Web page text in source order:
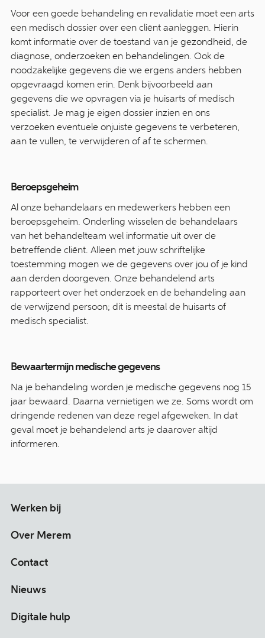
Voor een goede behandeling en revalidatie moet een arts
een medisch dossier over een cliënt aanleggen. Hierin
komt informatie over de toestand van je gezondheid, de
diagnose, onderzoeken en behandelingen. Ook de
noodzakelijke gegevens die we ergens anders hebben
opgevraagd komen erin. Denk bijvoorbeeld aan
gegevens die we opvragen via je huisarts of medisch
specialist. Je mag je eigen dossier inzien en ons
verzoeken eventuele onjuiste gegevens te verbeteren,
aan te vullen, te verwijderen of af te schermen.
Beroepsgeheim
Al onze behandelaars en medewerkers hebben een
beroepsgeheim. Onderling wisselen de behandelaars
van het behandelteam wel informatie uit over de
betreffende cliënt. Alleen met jouw schriftelijke
toestemming mogen we de gegevens over jou of je kind
aan derden doorgeven. Onze behandelend arts
rapporteert over het onderzoek en de behandeling aan
de verwijzend persoon; dit is meestal de huisarts of
medisch specialist.
Bewaartermijn medische gegevens
Na je behandeling worden je medische gegevens nog 15
jaar bewaard. Daarna vernietigen we ze. Soms wordt om
dringende redenen van deze regel afgeweken. In dat
geval moet je behandelend arts je daarover altijd
informeren.
Werken bij
Over Merem
Contact
Nieuws
Digitale hulp